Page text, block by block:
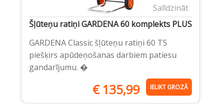
Salīdzināt
Šļūteņu ratiņi GARDENA 60 komplekts PLUS
GARDENA Classic šļūteņu ratiņi 60 TS
piešķirs apūdeņošanas darbiem patiesu
gandarījumu. �
€135,99 IELIKT GROZĀ